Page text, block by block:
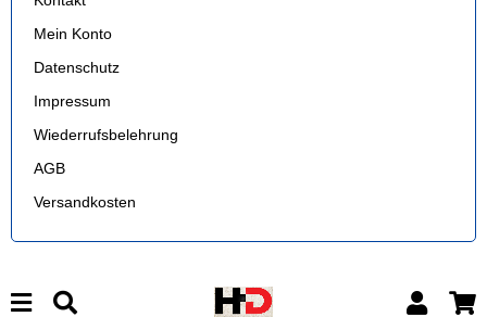
Mein Konto
Datenschutz
Impressum
Wiederrufsbelehrung
AGB
Versandkosten